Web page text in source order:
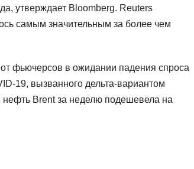
утверждает Bloomberg. Reuters
самым значительным за более чем
фьючерсов в ожидании падения спроса
19, вызванного дельта-вариантом
нефть Brent за неделю подешевела на